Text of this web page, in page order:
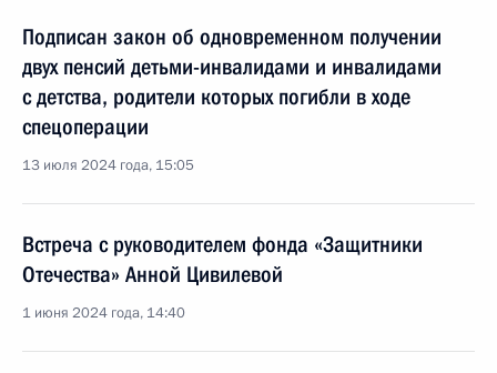
Подписан закон об одновременном получении
двух пенсий детьми-инвалидами и инвалидами
с детства, родители которых погибли в ходе
спецоперации
13 июля 2024 года, 15:05
Встреча с руководителем фонда «Защитники
Отечества» Анной Цивилевой
1 июня 2024 года, 14:40